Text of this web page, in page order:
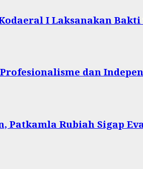
I Laksanakan
dan
Patkamla Rubiah Sigap